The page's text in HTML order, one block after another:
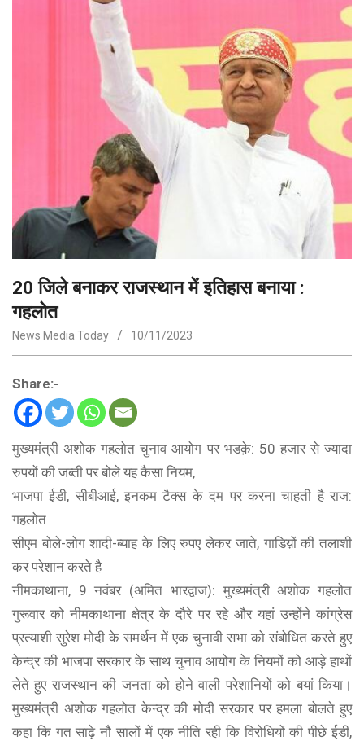
20 जिले बनाकर राजस्थान में इतिहास बनाया :
गहलोत
News Media Today 10/11/2023
Share:-
मुख्यमंत्री अशोक गहलोत चुनाव आयोग पर भडक़े: 50 हजार से ज्यादा
रुपयों की जब्ती पर बोले यह कैसा नियम,
भाजपा ईडी, सीबीआई, इनकम टैक्स के दम पर करना चाहती है राज:
गहलोत
सीएम बोले-लोग शादी-ब्याह के लिए रुपए लेकर जाते, गाडिय़ों की तलाशी
कर परेशान करते है
नीमकाथाना, 9 नवंबर (अमित भारद्वाज): मुख्यमंत्री अशोक गहलोत
गुरूवार को नीमकाथाना क्षेत्र के दौरे पर रहे और यहां उन्होंने कांग्रेस
प्रत्याशी सुरेश मोदी के समर्थन में एक चुनावी सभा को संबोधित करते हुए
केन्द्र की भाजपा सरकार के साथ चुनाव आयोग के नियमों को आड़े हाथों
लेते हुए राजस्थान की जनता को होने वाली परेशानियों को बयां किया।
मुख्यमंत्री अशोक गहलोत केन्द्र की मोदी सरकार पर हमला बोलते हुए
कहा कि गत साढ़े नौ सालों में एक नीति रही कि विरोधियों की पीछे ईडी,